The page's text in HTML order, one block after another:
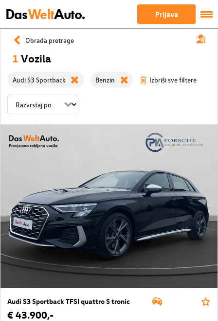
DasWeltAuto. Prijava
Obrada pretrage
1 Vozila
Audi S3 Sportback Benzin Izbriši sve filtere
Audi S3 Sportback TFSI quattro S tronic
€ 43.900,-